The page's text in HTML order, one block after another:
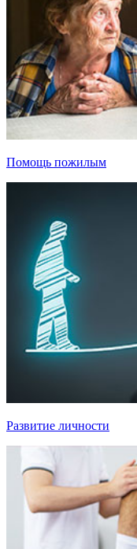
Помощь пожилым
Развитие личности